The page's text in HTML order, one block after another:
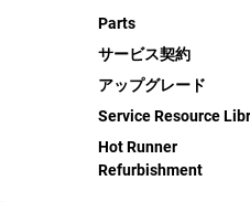
Parts
サービス契約
アップグレード
Service Resource
Hot Runner
Refurbishment